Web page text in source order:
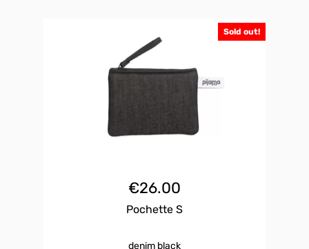
Sold out!
€26.00
Pochette S
denim black